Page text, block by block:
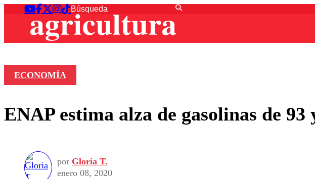
ECONOMÍA
ENAP estima alza de gasolinas de
por Gloria T.
enero 08, 2020